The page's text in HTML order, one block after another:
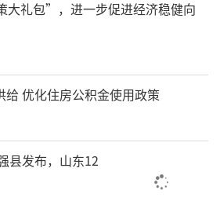
大礼包”，进一步促进经济稳健向
给 优化住房公积金使用政策
县发布，山东12